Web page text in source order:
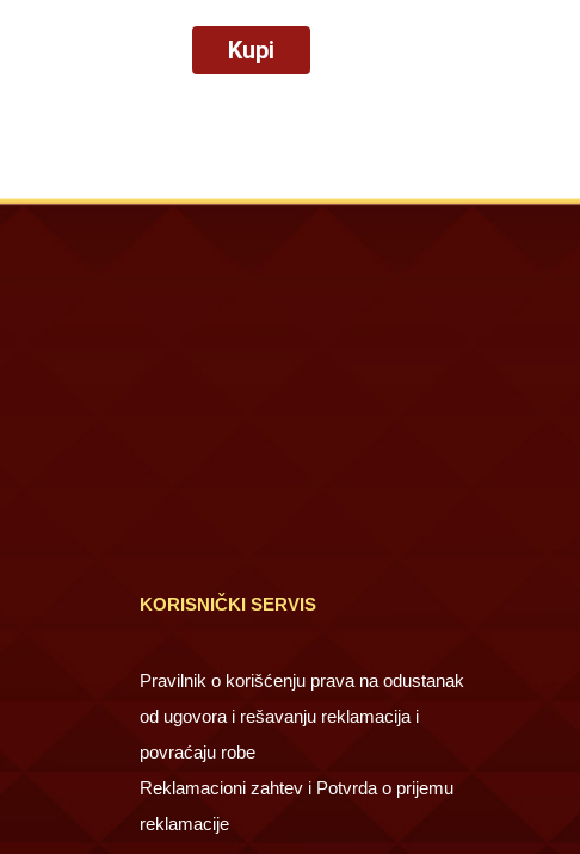
Kupi
KORISNIČKI SERVIS
Pravilnik o korišćenju prava na odustanak
od ugovora i rešavanju reklamacija i
povraćaju robe
Reklamacioni zahtev i Potvrda o prijemu
reklamacije